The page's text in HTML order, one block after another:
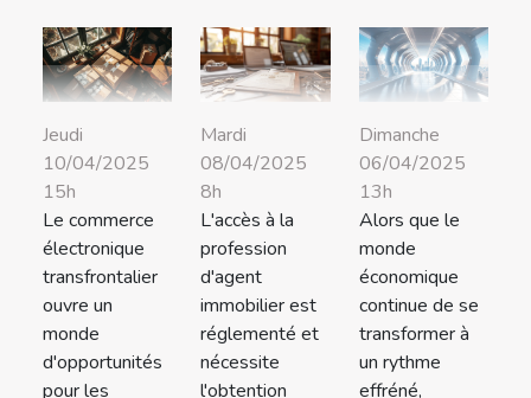
Jeudi
10/04/2025
15h
Le commerce
électronique
transfrontalier
ouvre un
monde
d'opportunités
pour les
Mardi
08/04/2025
8h
L'accès à la
profession
d'agent
immobilier est
réglementé et
nécessite
l'obtention
Dimanche
06/04/2025
13h
Alors que le
monde
économique
continue de se
transformer à
un rythme
effréné,